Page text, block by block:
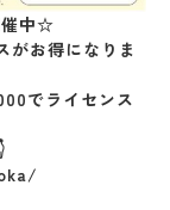
催中☆
がお得になりま
でライセンス